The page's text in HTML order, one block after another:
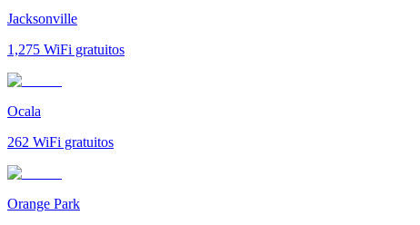
Jacksonville
1,275 WiFi gratuitos
Ocala
262 WiFi gratuitos
Orange Park